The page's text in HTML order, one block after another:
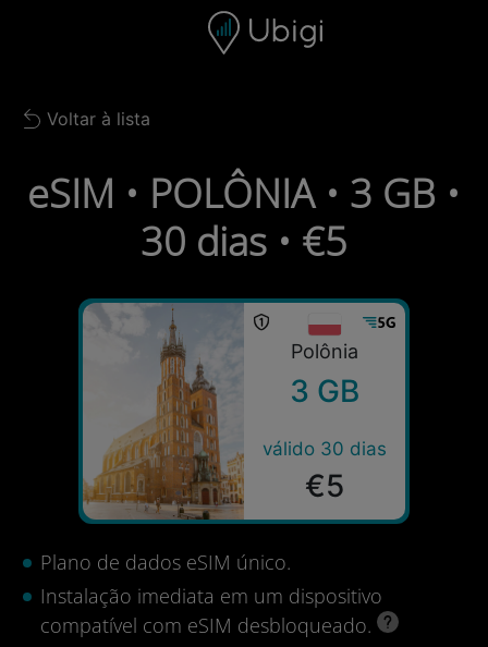
Barra de navegação
Back to list
Voltar à lista
eSIM • POLÔNIA • 3 GB •
30 dias • €5
Polônia
3 GB
válido 30 dias
€5
Plano de dados eSIM único.
Instalação imediata em um dispositivo
compatível com eSIM desbloqueado.